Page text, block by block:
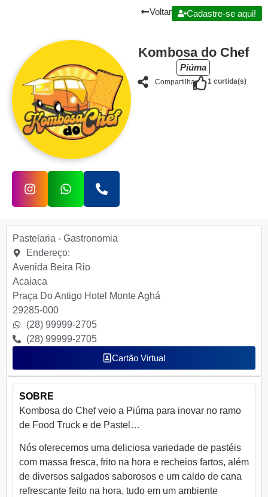
Cadastre-se aqui!
Voltar
Kombosa do Chef
Piúma
Compartilhar 1 curtida(s)
Pastelaria - Gastronomia
Endereço:
Avenida Beira Rio
Acaiaca
Praça Do Antigo Hotel Monte Aghá
29285-000
(28) 99999-2705
(28) 99999-2705
Cartão Virtual
SOBRE
Kombosa do Chef veio a Piúma para inovar no ramo
de Food Truck e de Pastel…
Nós oferecemos uma deliciosa variedade de pastéis
com massa fresca, frito na hora e recheios fartos, além
de diversos salgados saborosos e um caldo de cana
refrescante feito na hora, tudo em um ambiente